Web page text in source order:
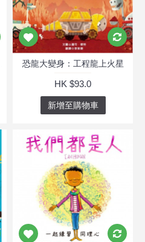
恐龍大變身：工程龍上火星
HK $93.0
新增至購物車